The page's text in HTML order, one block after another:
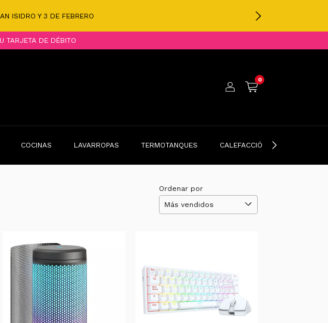
ISIDRO Y 3 DE FEBRERO
TARJETA DE DÉBITO
0
COCINAS LAVARROPAS TERMOTANQUES CALEFACCIÓN
Ordenar por